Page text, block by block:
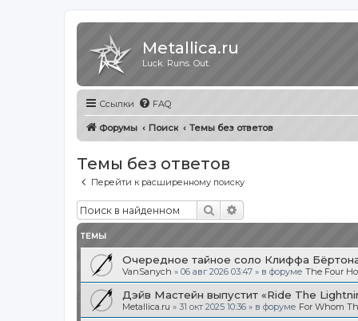
Metallica.ru
Luck. Runs. Out.
Ссылки FAQ
Форумы Поиск Темы без ответов
Темы без ответов
Перейти к расширенному поиску
Поиск
ТЕМЫ
Очередное тайное соло Клиффа
VanSanych » 06 авг 2026 03:47 » в форуме The Four
Дэйв Мастейн выпустит «Ride The
Metallica.ru » 31 окт 2025 10:36 » в форуме For Whom